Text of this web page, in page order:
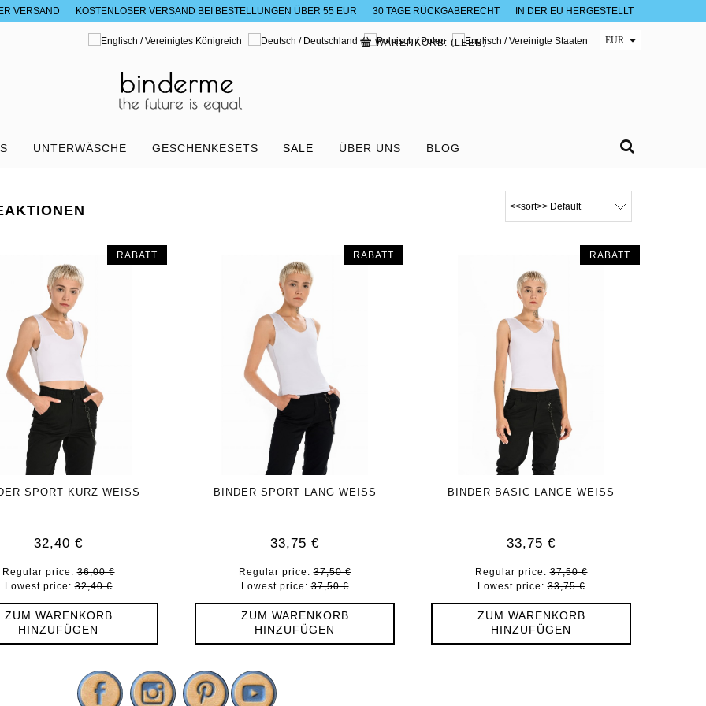
VERSAND KOSTENLOSER VERSAND BEI BESTELLUNGEN ÜBER 55 EUR 30 TAGE RÜCKGABERECHT IN DER EU HERGESTELLT
WARENKORB: (LEER)
UNTERWÄSCHE GESCHENKESETS SALE ÜBER UNS BLOG
SPORT KURZ WEISS
32,40 €
Regular price:36,00 €
Lowest price:32,40 €
ZUM WARENKORB
HINZUFÜGEN
RABATT
BINDER SPORT LANG WEISS
33,75 €
Regular price:37,50 €
Lowest price:37,50 €
ZUM WARENKORB
HINZUFÜGEN
RABATT
BINDER BASIC LANGE WEISS
33,75 €
Regular price:37,50 €
Lowest price:33,75 €
ZUM WARENKORB
HINZUFÜGEN
RABATT